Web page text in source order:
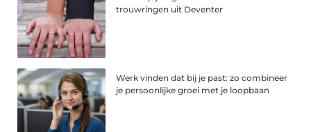
trouwringen uit Deventer
Werk vinden dat bij je past: zo combineer
je persoonlijke groei met je loopbaan